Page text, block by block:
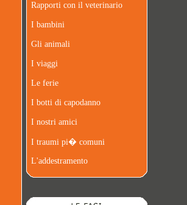
Rapporti con il veterinario
I bambini
Gli animali
I viaggi
Le ferie
I botti di capodanno
I nostri amici
I traumi pi� comuni
L'addestramento